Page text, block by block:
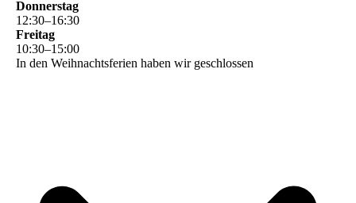
Donnerstag
12:30–16:30
Freitag
10:30–15:00
In den Weihnachtsferien haben wir geschlossen